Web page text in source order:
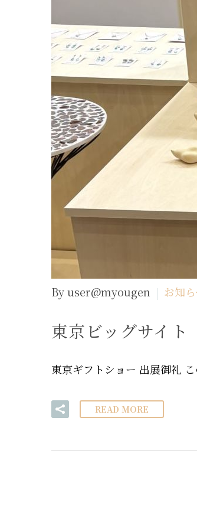
By user@myougen お知
東京ビッグサイト
東京ギフトショー 出展御礼
READ MORE